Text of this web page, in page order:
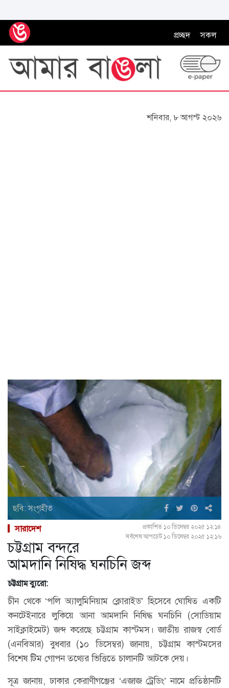
প্রচ্ছদ সকল
শনিবার, ৮ আগস্ট ২০২৬
ছবি: সংগৃহীত
সারাদেশ
প্রকাশিত ১০ ডিসেম্বর ২০২৫ ১২:১৪
সর্বশেষ আপডেট ১০ ডিসেম্বর ২০২৫ ১২:১৬
চট্টগ্রাম বন্দরে
আমদানি নিষিদ্ধ ঘনচিনি জব্দ
চট্টগ্রাম ব্যুরো:
চীন থেকে ‘পলি অ্যালুমিনিয়াম ক্লোরাইড’ হিসেবে ঘোষিত একটি
কনটেইনারে লুকিয়ে আনা আমদানি নিষিদ্ধ ঘনচিনি (সোডিয়াম
সাইক্লাইমেট) জব্দ করেছে চট্টগ্রাম কাস্টমস। জাতীয় রাজস্ব বোর্ড
(এনবিআর) বুধবার (১০ ডিসেম্বর) জানায়, চট্টগ্রাম কাস্টমসের
বিশেষ টিম গোপন তথ্যের ভিত্তিতে চালানটি আটকে দেয়।
সূত্র জানায়, ঢাকার কেরাণীগঞ্জের ‘এজাজ ট্রেডিং’ নামে প্রতিষ্ঠানটি